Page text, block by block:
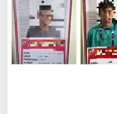
h
G
a
g
a
l
k
a